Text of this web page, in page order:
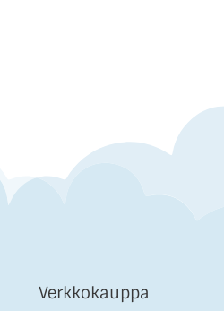
Verkkokauppa